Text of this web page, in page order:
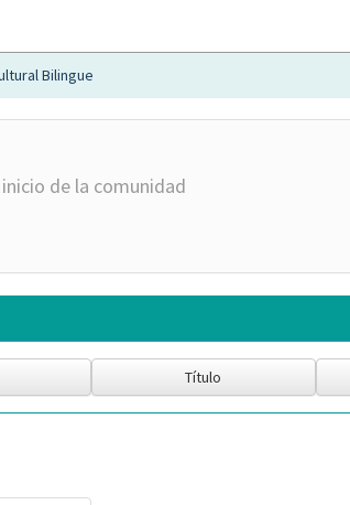
Bilingue
de la comunidad